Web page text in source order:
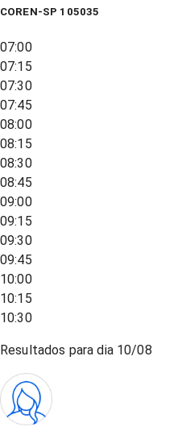
COREN-SP 105035
07:00
07:15
07:30
07:45
08:00
08:15
08:30
08:45
09:00
09:15
09:30
09:45
10:00
10:15
10:30
Resultados para dia 10/08